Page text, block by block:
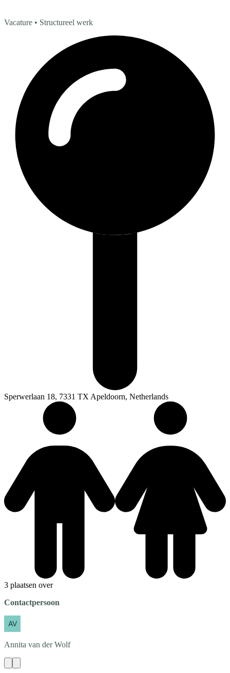
Vacature • Structureel werk
Sperwerlaan 18, 7331 TX Apeldoorn, Netherlands
3 plaatsen over
Contactpersoon
Annita van der Wolf